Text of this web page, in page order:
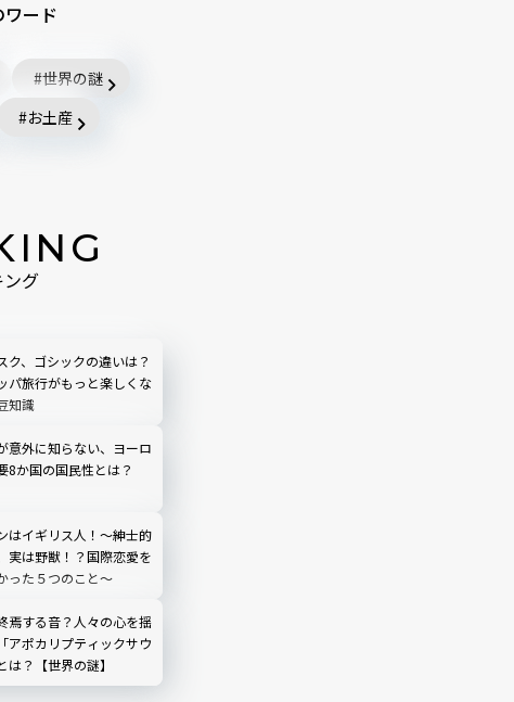
ード
世界の謎
お土産
ング
ク、ゴシックの違いは？
パ旅行がもっと楽しくな
知識
意外に知らない、ヨーロ
8か国の国民性とは？
はイギリス人！〜紳士的
実は野獣！？国際恋愛を
った５つのこと〜
焉する音？人々の心を揺
アポカリプティックサウ
は？【世界の謎】